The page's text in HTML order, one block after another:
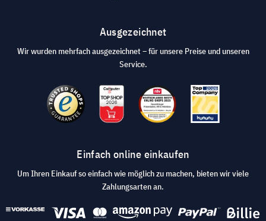
Ausgezeichnet
Wir wurden mehrfach ausgezeichnet – für unsere Preise und unseren
Service.
Einfach online einkaufen
Um Ihren Einkauf so einfach wie möglich zu machen, bieten wir viele
Zahlungsarten an.